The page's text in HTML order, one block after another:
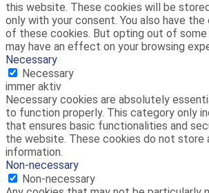
this website. These cookies will be
only with your consent. You also have
of these cookies. But opting out of
may have an effect on your browsing
Necessary
Necessary
immer aktiv
Necessary cookies are absolutely
to function properly. This category only
that ensures basic functionalities and
the website. These cookies do not store
information.
Non-necessary
Non-necessary